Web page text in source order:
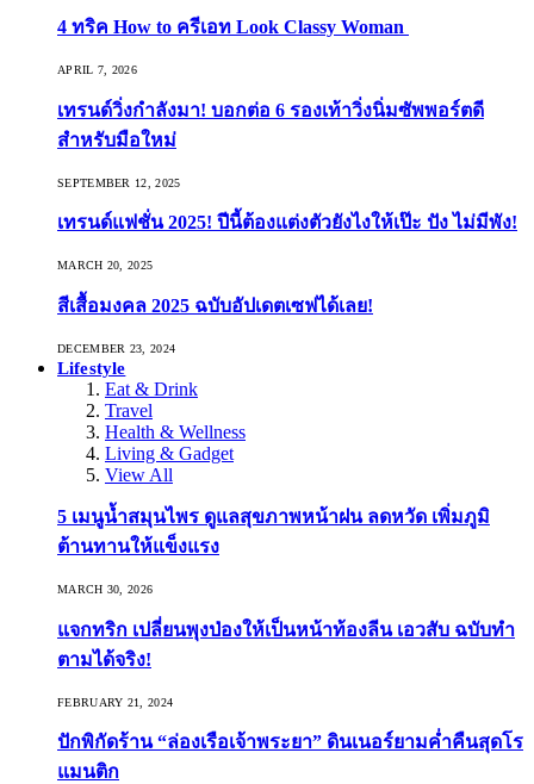
4 ทริค How to ครีเอท Look Classy Woman
APRIL 7, 2026
เทรนด์วิ่งกำลังมา! บอกต่อ 6 รองเท้าวิ่งนิ่มซัพพอร์ตดี
สำหรับมือใหม่
SEPTEMBER 12, 2025
เทรนด์แฟชั่น 2025! ปีนี้ต้องแต่งตัวยังไงให้เป๊ะ ปัง ไม่มีพัง!
MARCH 20, 2025
สีเสื้อมงคล 2025 ฉบับอัปเดตเซฟได้เลย!
DECEMBER 23, 2024
Lifestyle
Eat & Drink
Travel
Health & Wellness
Living & Gadget
View All
5 เมนูน้ำสมุนไพร ดูแลสุขภาพหน้าฝน ลดหวัด เพิ่มภูมิ
ต้านทานให้แข็งแรง
MARCH 30, 2026
แจกทริก เปลี่ยนพุงป่องให้เป็นหน้าท้องลีน เอวสับ ฉบับทำ
ตามได้จริง!
FEBRUARY 21, 2024
ปักพิกัดร้าน “ล่องเรือเจ้าพระยา” ดินเนอร์ยามค่ำคืนสุดโร
แมนติก